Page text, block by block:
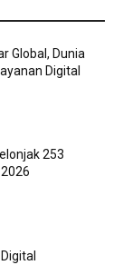
Global, Dunia
Digital
253